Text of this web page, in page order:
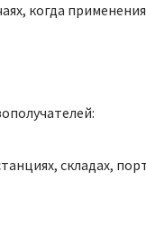
когда
складах,